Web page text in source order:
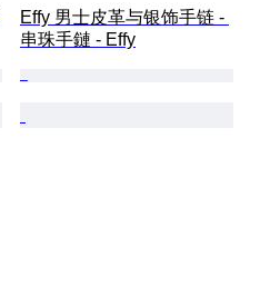
Effy 男士皮革与银饰手链 -
串珠手鏈 - Effy